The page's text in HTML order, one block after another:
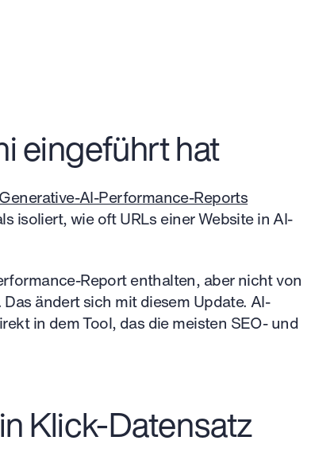
eingeführt hat
Generative-AI-Performance-Reports
isoliert, wie oft URLs einer Website in AI-
Report enthalten, aber nicht von
ändert sich mit diesem Update. AI-
in dem Tool, das die meisten SEO- und
Klick-Datensatz